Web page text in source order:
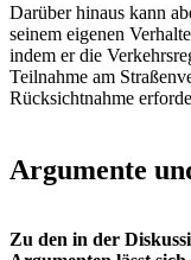
Darüber hinaus kann
seinem eigenen
indem er die
Teilnahme am
Rücksichtnahme
Argumente
Zu den in der